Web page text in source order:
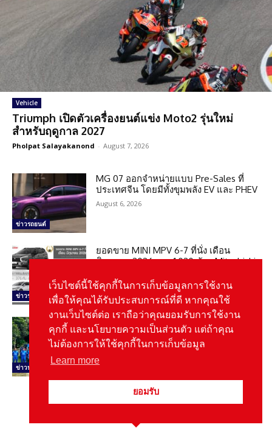
Vehicle
Triumph เปิดตัวเครื่องยนต์แข่ง Moto2 รุ่นใหม่
สำหรับฤดูกาล 2027
Pholpat Salayakanond - August 7, 2026
ข่าวรถยนต์
MG 07 ออกจำหน่ายแบบ Pre-Sales ที่
ประเทศจีน โดยมีทั้งขุมพลัง EV และ PHEV
August 6, 2026
ข่าวรถยนต์
ยอดขาย MINI MPV 6-7 ที่นั่ง เดือน
มิถุนายน 2026 รวม 1,020 คัน : Mitsubishi
August 6, 2026
ข่าวประชาสัมพันธ์
ฟอร์ด ส่ง Ford Ranger Raptor 2 คัน ลุย
ศึกออฟโรด AXCR 2026
August 6, 2026
เว็บไซต์นี้ใช้คุกกี้ในการเก็บข้อมูลการใช้งาน
เพื่อให้คุณได้รับประสบการณ์ที่ดี หากคุณใช้
งานเว็บไซต์ต่อ เราถือว่าคุณยอมรับการใช้งาน
คุกกี้ และนโยบายความเป็นส่วนตัว แต่ถ้าคุณ
ไม่ต้องการให้ใช้คุกกี้ในการเก็บข้อมูล
Learn more
ยอมรับ